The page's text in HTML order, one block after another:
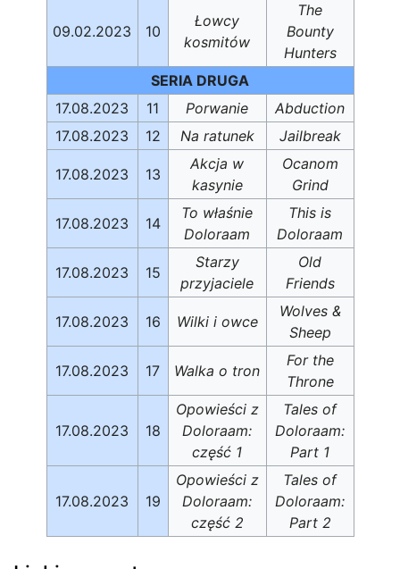
09.02.2023 10
Łowcy
kosmitów
The
Bounty
Hunters
SERIA DRUGA
17.08.2023
11 Porwanie
Abduction
17.08.2023
12 Na ratunek Jailbreak
17.08.2023 13
Akcja w
kasynie
Ocanom
Grind
17.08.2023 14
To właśnie
Doloraam
This is
Doloraam
17.08.2023 15
Starzy
przyjaciele
Old
Friends
17.08.2023 16 Wilki i owce
Wolves &
Sheep
17.08.2023 17 Walka o tron
For the
Throne
17.08.2023 18
Opowieści z
Doloraam:
część 1
Tales of
Doloraam:
Part 1
17.08.2023 19
Opowieści z
Doloraam:
część 2
Tales of
Doloraam:
Part 2